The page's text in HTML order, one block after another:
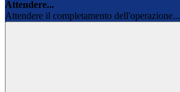
Attendere...
Attendere il completamento dell'operazione...